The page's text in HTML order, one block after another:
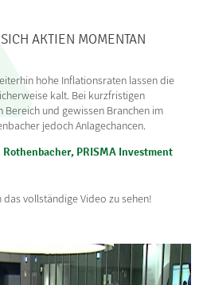
AKTIEN MOMENTAN
hohe Inflationsraten lassen die
kalt. Bei kurzfristigen
Bereich und gewissen Branchen im
jedoch Anlagechancen.
PRISMA Investment
vollständige Video zu sehen!